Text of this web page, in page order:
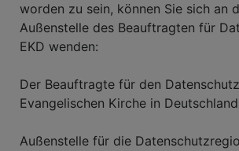
worden zu sein, können Sie sich an
Außenstelle des Beauftragten für
EKD wenden:
Der Beauftragte für den
Evangelischen Kirche in Deutschland
Außenstelle für die